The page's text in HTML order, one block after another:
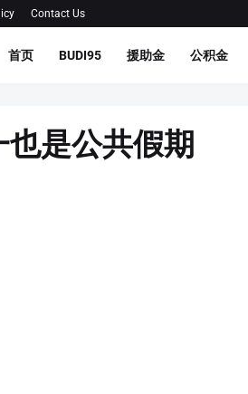
Contact Us
首页 BUDI95 援助金 公积金
是公共假期